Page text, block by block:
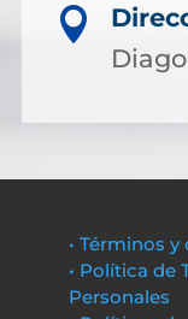

• Términos
• Política de
Personales